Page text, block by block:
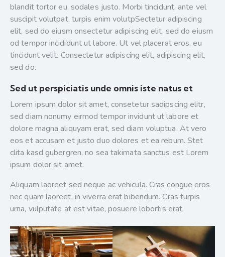
blandit tortor eu, sodales justo. Morbi tincidunt, ante vel
suscipit volutpat, turpis enim volutpSectetur adipiscing
elit, sed do eiusm onsectetur adipiscing elit, sed do eiusm
od tempor incididunt ut labore. Ut vel placerat eros, eu
tincidunt velit. Consectetur adipiscing elit, adipiscing elit,
sed do.
Sed ut perspiciatis unde omnis iste natus et
Lorem ipsum dolor sit amet, consetetur sadipscing elitr,
sed diam nonumy eirmod tempor invidunt ut labore et
dolore magna aliquyam erat, sed diam voluptua. At vero
eos et accusam et justo duo dolores et ea rebum. Stet
clita kasd gubergren, no sea takimata sanctus est Lorem
ipsum dolor sit amet.
Aliquam laoreet sed neque ac vehicula. Cras congue eros
nec quam laoreet, in viverra erat bibendum. Cras turpis
urna, vulputate at est vitae, posuere lobortis erat.